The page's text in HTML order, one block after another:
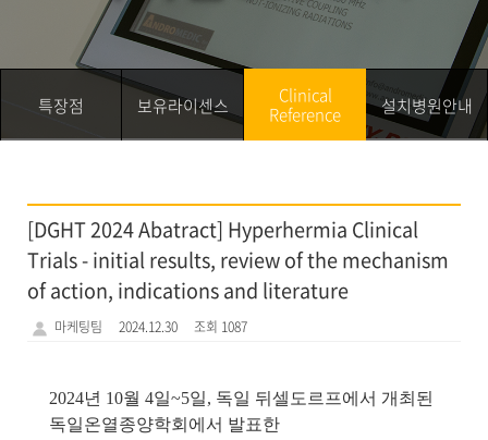
특장점 보유라이센스
Clinical
Reference
설치병원안내
[DGHT 2024 Abatract] Hyperhermia Clinical
Trials - initial results, review of the mechanism
of action, indications and literature
마케팅팀 2024.12.30 조회 1087
2024년 10월 4일~5일, 독일 뒤셀도르프에서 개최된
독일온열종양학회에서 발표한